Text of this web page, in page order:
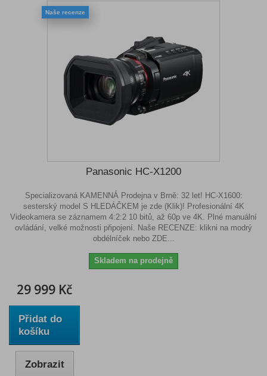
Naše recenze
Panasonic HC-X1200
Specializovaná KAMENNÁ Prodejna v Brně: 32 let! HC-X1600:
sesterský model S HLEDÁČKEM je zde (Klik)! Profesionální 4K
Videokamera se záznamem 4:2:2 10 bitů, až 60p ve 4K. Plné manuální
ovládání, velké možnosti připojení. Naše RECENZE: klikni na modrý
obdélníček nebo ZDE...
Skladem na prodejně
29 999 Kč
Přidat do
košíku
Zobrazit